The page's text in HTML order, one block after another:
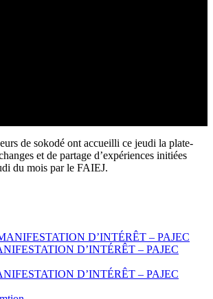
de sokodé ont accueilli ce jeudi la plate-
et de partage d’expériences initiées
du mois par le FAIEJ.
D’INTÉRÊT – PAJEC
D’INTÉRÊT – PAJEC